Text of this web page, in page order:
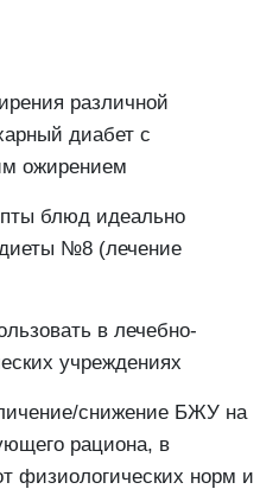
различной
диабет с
ожирением
блюд идеально
№8 (лечение
в лечебно-
учреждениях
снижение БЖУ на
рациона, в
физиологических норм и